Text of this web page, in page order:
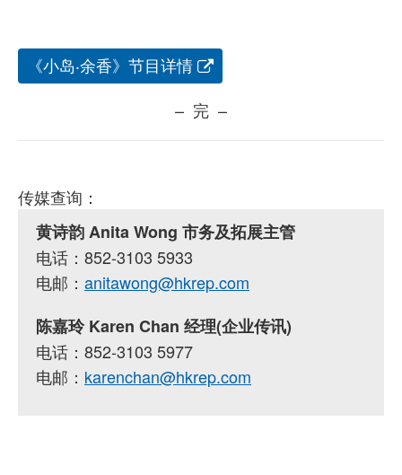
《小岛‧余香》节目详情
– 完 –
传媒查询：
黄诗韵 Anita Wong 市务及拓展主管
电话：852-3103 5933
电邮： anitawong@hkrep.com
陈嘉玲 Karen Chan 经理(企业传讯)
电话：852-3103 5977
电邮： karenchan@hkrep.com